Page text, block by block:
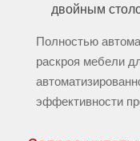
двойным
Полностью
раскроя мебели
эффективности